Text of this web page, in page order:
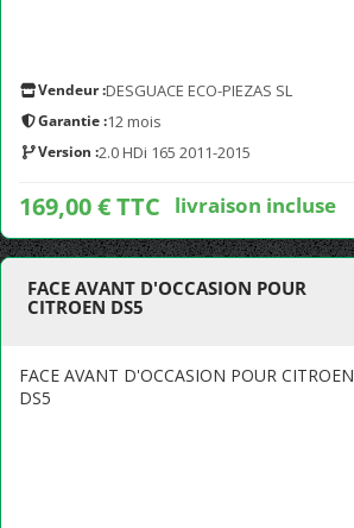
Vendeur :DESGUACE ECO-PIEZAS SL
Garantie :12 mois
Version :2.0 HDi 165 2011-2015
169,00 € TTC livraison incluse
FACE AVANT D'OCCASION POUR
CITROEN DS5
FACE AVANT D'OCCASION POUR CITROEN
DS5